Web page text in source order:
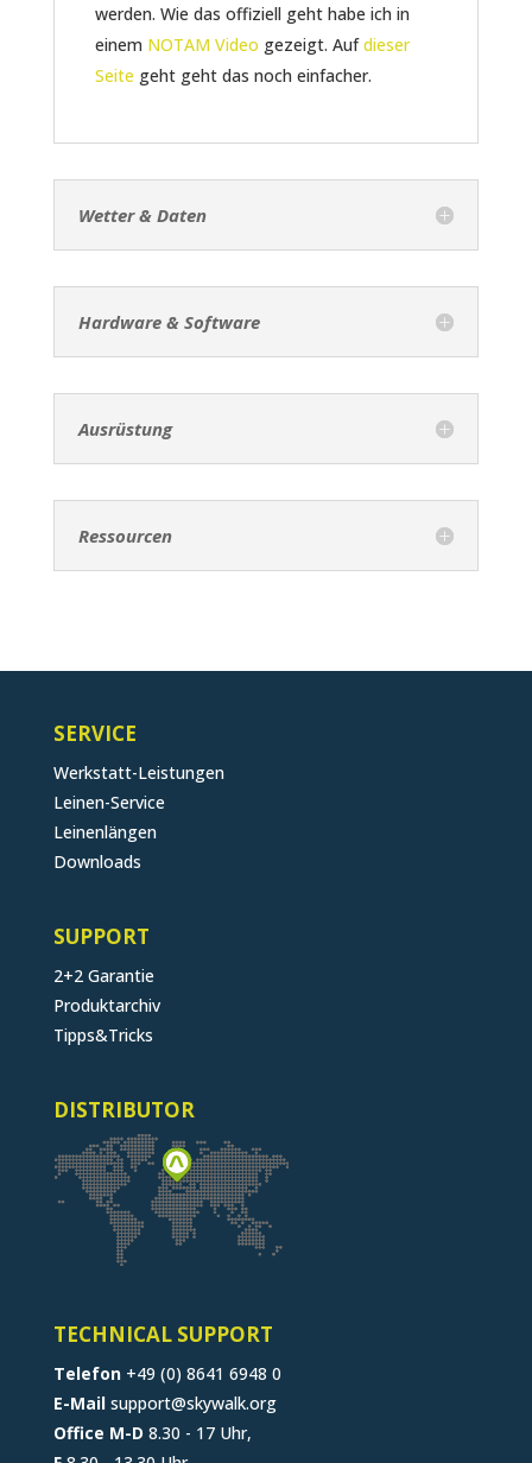
werden. Wie das offiziell geht habe ich in
einem NOTAM Video gezeigt. Aufdieser
Seite geht geht das noch einfacher.
Wetter & Daten
Hardware & Software
Ausrüstung
Ressourcen
SERVICE
Werkstatt-Leistungen
Leinen-Service
Leinenlängen
Downloads
SUPPORT
2+2 Garantie
Produktarchiv
Tipps&Tricks
DISTRIBUTOR
TECHNICAL SUPPORT
Telefon+49 (0) 8641 6948 0
E-Mail support@skywalk.org
Office M-D 8.30 - 17 Uhr,